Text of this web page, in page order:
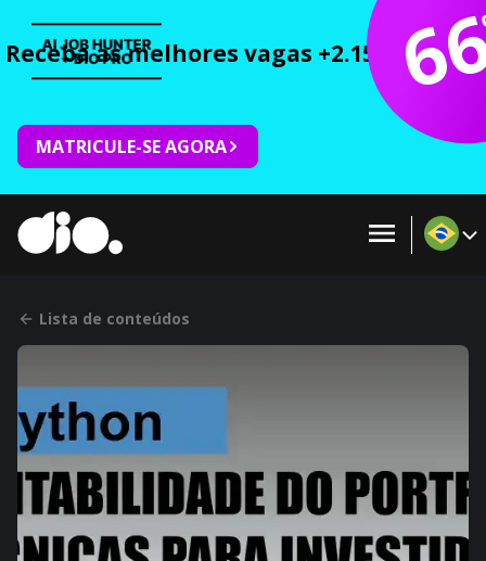
Receba as melhores vagas +2.150 cursos
MATRICULE-SE AGORA
Lista de conteúdos